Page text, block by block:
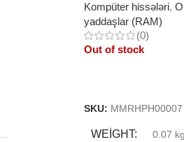
Kompüter hissələri,
yaddaşlar (RAM)
(0)
Out of stock
SKU: MMRHPH00007
WEIGHT 0.07 kg